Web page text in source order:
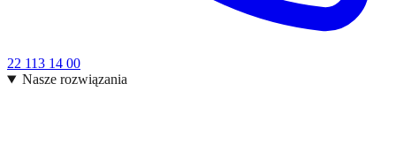
22 113 14 00
Nasze rozwiązania